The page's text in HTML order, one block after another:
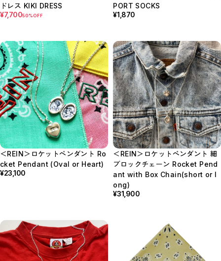
ドレス KIKI DRESS
¥7,70050%OFF
PORT SOCKS
¥1,870
＜REIN＞ロケットペンダント Ro
cket Pendant (Oval or Heart)
¥23,100
＜REIN＞ロケットペンダント 細
ブロックチェーン Rocket Pend
ant with Box Chain(short or l
ong)
¥31,900